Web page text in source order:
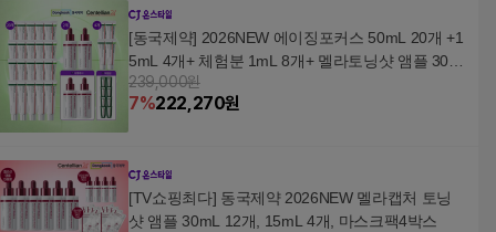
[동국제약] 2026NEW 에이징포커스 50mL 20개 +1
5mL 4개+ 체험분 1mL 8개+ 멜라토닝샷 앰플 30m
L 2개
239,000원
7%222,270원
[TV쇼핑최다] 동국제약 2026NEW 멜라캡처 토닝
샷 앰플 30mL 12개, 15mL 4개, 마스크팩4박스